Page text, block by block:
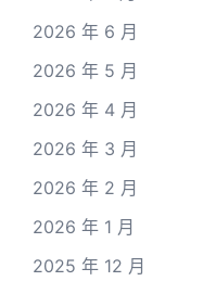
2026 年 6 月
2026 年 5 月
2026 年 4 月
2026 年 3 月
2026 年 2 月
2026 年 1 月
2025 年 12 月